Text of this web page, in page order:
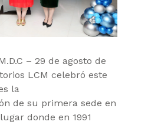
– 29 de agosto de
LCM celebró este
la
de su primera sede en
donde en 1991